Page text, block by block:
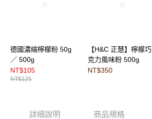
德國濃縮檸檬粉 50g
／ 500g
NT$105
NT$125
【H&C 正慧】檸檬巧
克力風味粉 500g
NT$350
詳細說明 商品規格